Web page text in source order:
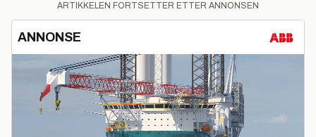
ARTIKKELEN FORTSETTER ETTER ANNONSEN
ANNONSE